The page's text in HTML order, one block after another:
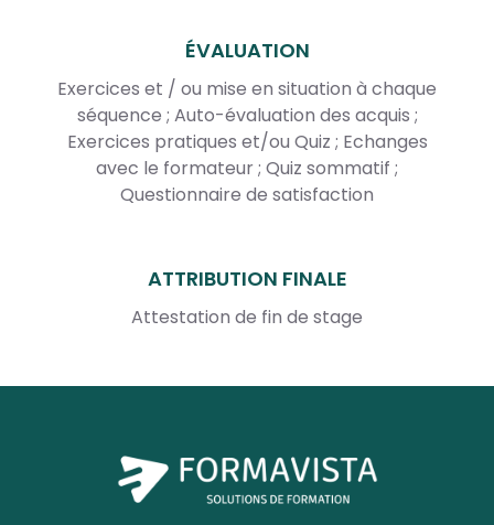
ÉVALUATION
Exercices et / ou mise en situation à chaque
séquence ; Auto-évaluation des acquis ;
Exercices pratiques et/ou Quiz ; Echanges
avec le formateur ; Quiz sommatif ;
Questionnaire de satisfaction
ATTRIBUTION FINALE
Attestation de fin de stage